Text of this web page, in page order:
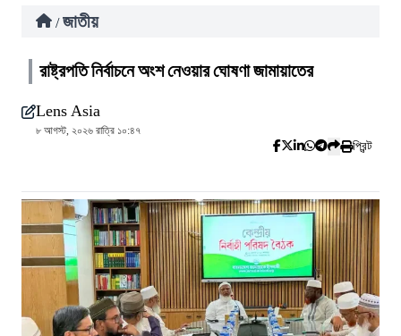
/ জাতীয়
রাষ্ট্রপতি নির্বাচনে অংশ নেওয়ার ঘোষণা জামায়াতের
Lens Asia
৮ আগস্ট, ২০২৬ রাত্রি ১০:৪৭
প্রিন্ট